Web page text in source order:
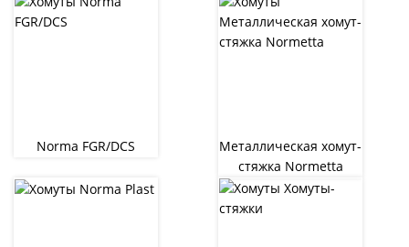
Norma FGR/DCS
Металлическая хомут-
стяжка Normetta